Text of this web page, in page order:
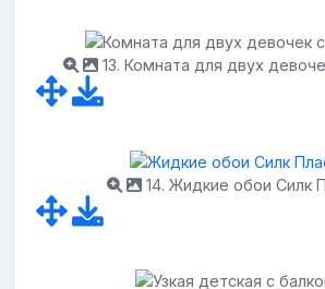
13. Комната для двух
14. Жидкие обои Силк